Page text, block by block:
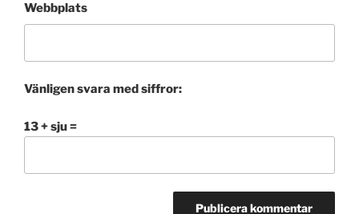
Webbplats
Vänligen svara med siffror:
13 + sju =